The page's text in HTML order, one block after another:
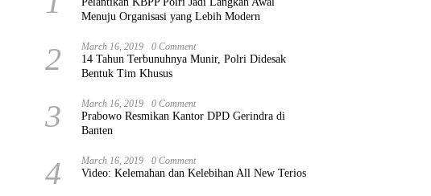
Menuju Organisasi yang Lebih Modern
2 March 16, 2019 0 Comment
14 Tahun Terbunuhnya Munir, Polri Didesak
Bentuk Tim Khusus
3 March 16, 2019 0 Comment
Prabowo Resmikan Kantor DPD Gerindra di
Banten
4 March 16, 2019 0 Comment
Video: Kelemahan dan Kelebihan All New Terios